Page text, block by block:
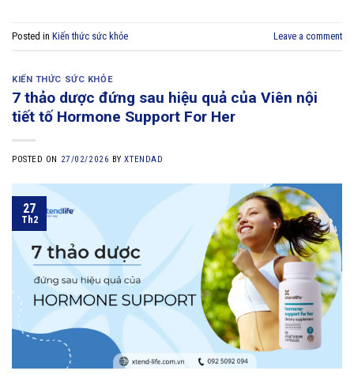
Posted in Kiến thức sức khỏe Leave a comment
KIẾN THỨC SỨC KHỎE
7 thảo dược đứng sau hiệu quả của Viên nội
tiết tố Hormone Support For Her
POSTED ON 27/02/2026 BYXTENDAD
27
Th2